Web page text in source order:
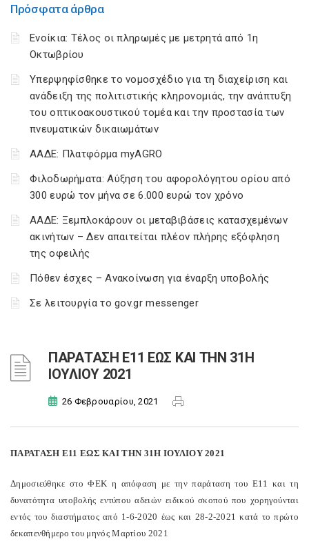
Πρόσφατα άρθρα
Ενοίκια: Τέλος οι πληρωμές με μετρητά από 1η
Οκτωβρίου
Υπερψηφίσθηκε το νομοσχέδιο για τη διαχείριση και
ανάδειξη της πολιτιστικής κληρονομιάς, την ανάπτυξη
του οπτικοακουστικού τομέα και την προστασία των
πνευματικών δικαιωμάτων
ΑΑΔΕ: Πλατφόρμα myAGRO
Φιλοδωρήματα: Αύξηση του αφορολόγητου ορίου από
300 ευρώ τον μήνα σε 6.000 ευρώ τον χρόνο
ΑΑΔΕ: Ξεμπλοκάρουν οι μεταβιβάσεις κατασχεμένων
ακινήτων – Δεν απαιτείται πλέον πλήρης εξόφληση
της οφειλής
Πόθεν έσχες – Ανακοίνωση για έναρξη υποβολής
Σε λειτουργία το gov.gr messenger
ΠΑΡΑΤΑΣΗ Ε11 ΕΩΣ ΚΑΙ ΤΗΝ 31Η
ΙΟΥΛΙΟΥ 2021
26 Φεβρουαρίου, 2021
ΠΑΡΑΤΑΣΗ Ε11 ΕΩΣ ΚΑΙ ΤΗΝ 31Η ΙΟΥΛΙΟΥ 2021
Δημοσιεύθηκε στο ΦΕΚ η απόφαση με την παράταση του Ε11 και τη
δυνατότητα υποβολής εντύπου αδειών ειδικού σκοπού που χορηγούνται
εντός του διαστήματος από 1-6-2020 έως και 28-2-2021 κατά το πρώτο
δεκαπενθήμερο του μηνός Μαρτίου 2021